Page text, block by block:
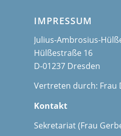
IMPRESSUM
Julius-Ambrosius-
Hülßestraße 16
D-01237 Dresden
Vertreten durch: Frau
Kontakt
Sekretariat (Frau